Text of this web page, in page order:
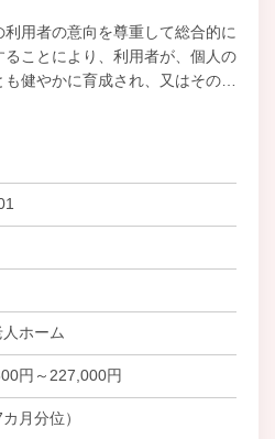
用者の意向を尊重して総合的に
ことにより、利用者が、個人の
健やかに育成され、又はその
ホーム
円～227,000円
月分位）